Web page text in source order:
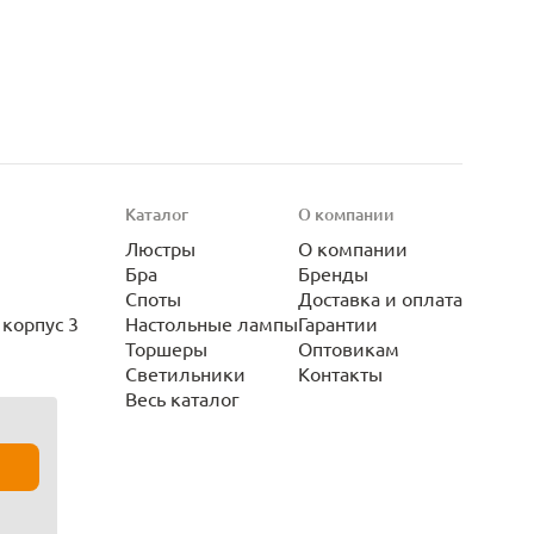
3
Каталог
Люстры
Бра
Споты
Настольные лампы
Торшеры
Светильники
Весь каталог
О компании
О компании
Бренды
Доставка и оплата
Гарантии
Оптовикам
Контакты